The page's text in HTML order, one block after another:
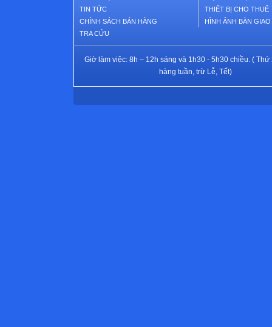
TIN TỨC
CHÍNH SÁCH BÁN HÀNG
TRA CỨU
THIẾT BỊ CHO THUÊ
HÌNH ẢNH BÀN
Giờ làm việc: 8h – 12h sáng và 1h30 - 5h30 chiều. ( Thứ
hàng tuần, trừ Lễ, Tết)